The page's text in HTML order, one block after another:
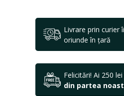
Livrare prin curier
oriunde în țară
Felicitări! Ai 250
din partea